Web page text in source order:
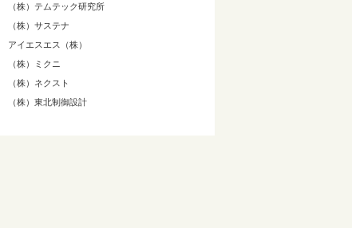
（株）テムテック研究所
（株）サステナ
アイエスエス（株）
（株）ミクニ
（株）ネクスト
（株）東北制御設計